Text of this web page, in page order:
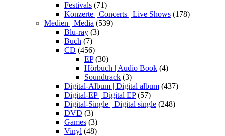
Festivals (71)
Konzerte | Concerts | Live Shows (178)
Medien | Media (539)
Blu-ray (3)
Buch (7)
CD (456)
EP(30)
Hörbuch | Audio Book (4)
Soundtrack (3)
Digital-Album | Digital album (437)
Digital-EP | Digital EP(57)
Digital-Single | Digital single (248)
DVD (3)
Games (3)
Vinyl (48)